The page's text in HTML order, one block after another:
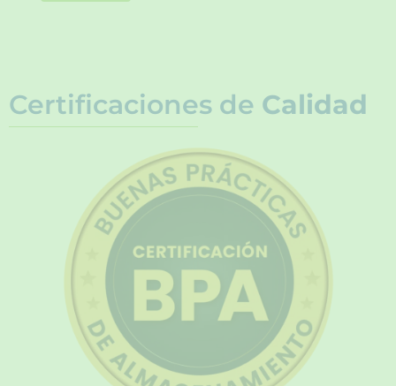
Certificaciones de Calidad